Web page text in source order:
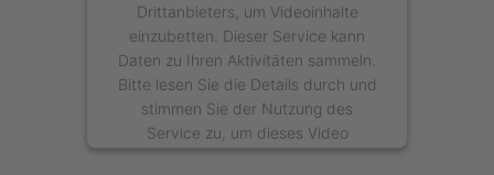
Drittanbieters, um Videoinhalte
einzubetten. Dieser Service kann
Daten zu Ihren Aktivitäten sammeln.
Bitte lesen Sie die Details durch und
stimmen Sie der Nutzung des
Service zu, um dieses Video
anzusehen.